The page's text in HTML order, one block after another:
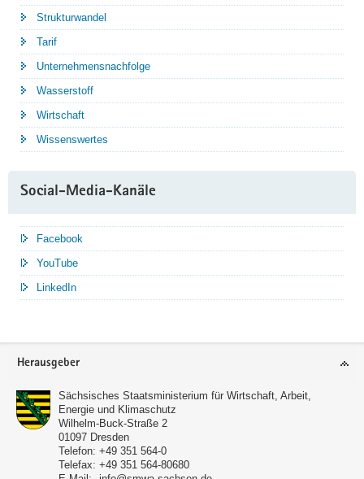
Strukturwandel
Tarif
Unternehmensnachfolge
Wasserstoff
Wirtschaft
Wissenswertes
Social-Media-Kanäle
Facebook
YouTube
LinkedIn
Service
Herausgeber
Sächsisches Staatsministerium für Wirtschaft, Arbeit,
Energie und Klimaschutz
Wilhelm-Buck-Straße 2
01097 Dresden
Telefon: +49 351 564-0
Telefax: +49 351 564-80680